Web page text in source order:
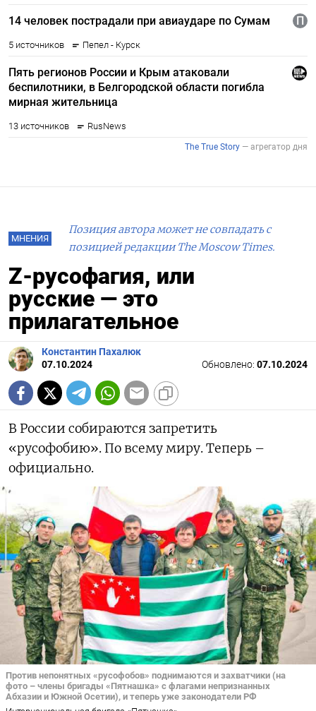
МНЕНИЯ
Позиция автора может не совпадать с
позицией редакции The Moscow Times.
Z-русофагия, или
русские — это
прилагательное
Константин Пахалюк
07.10.2024
Обновлено: 07.10.2024
В России собираются запретить
«русофобию». По всему миру. Теперь –
официально.
Против непонятных «русофобов» поднимаются и захватчики (на
фото – члены бригады «Пятнашка» с флагами непризнанных
Абхазии и Южной Осетии), и теперь уже законодатели РФ